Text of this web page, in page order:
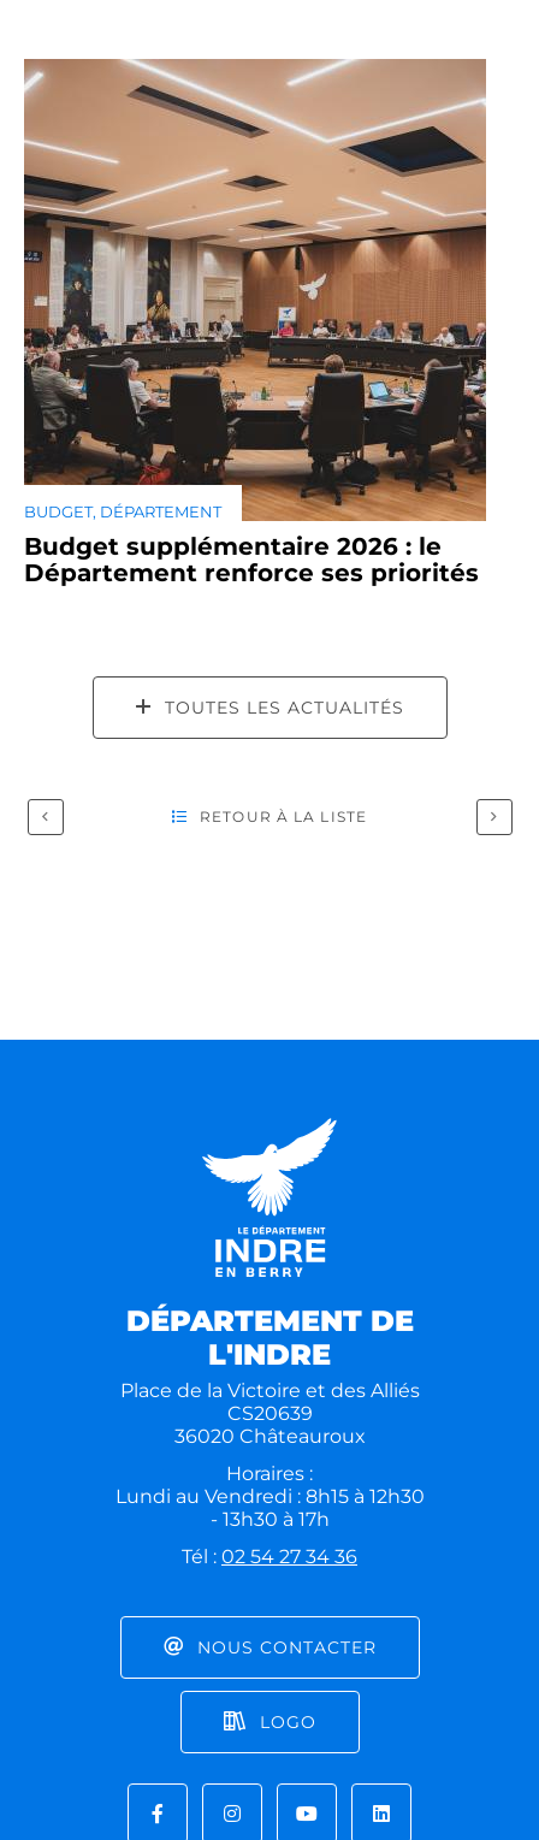
BUDGET, DÉPARTEMENT
Budget supplémentaire 2026 : le
Département renforce ses priorités
TOUTES LES ACTUALITÉS
RETOUR À LA LISTE
DÉPARTEMENT DE
L'INDRE
Place de la Victoire et des Alliés
CS20639
36020 Châteauroux
Horaires :
Lundi au Vendredi : 8h15 à 12h30
- 13h30 à 17h
Tél : 02 54 27 34 36
NOUS CONTACTER
LOGO